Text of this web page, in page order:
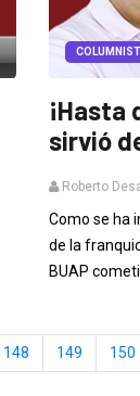
¡Hasta
sirvió
Roberto
Como se ha
de la
BUAP
148 149 150